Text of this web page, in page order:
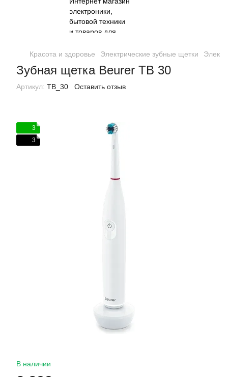
Красота и здоровье Электрические зубные щетки
Зубная щетка Beurer TB 30
Артикул: TB_30 Оставить отзыв
3
3
В наличии